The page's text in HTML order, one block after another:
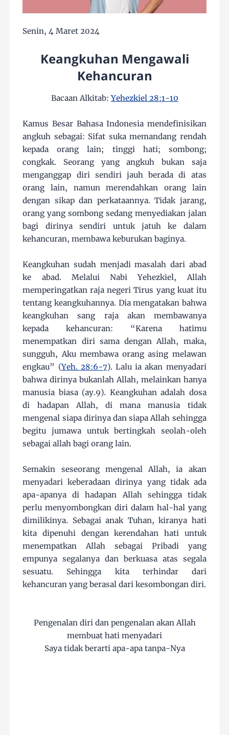
Senin, 4 Maret 2024
Keangkuhan Mengawali
Kehancuran
Bacaan Alkitab:Yehezkiel 28:1-10
Kamus Besar Bahasa Indonesia mendefinisikan
angkuh sebagai: Sifat suka memandang rendah
kepada orang lain; tinggi hati; sombong;
congkak. Seorang yang angkuh bukan saja
menganggap diri sendiri jauh berada di atas
orang lain, namun merendahkan orang lain
dengan sikap dan perkataannya. Tidak jarang,
orang yang sombong sedang menyediakan jalan
bagi dirinya sendiri untuk jatuh ke dalam
kehancuran, membawa keburukan baginya.
Keangkuhan sudah menjadi masalah dari abad
ke abad. Melalui Nabi Yehezkiel, Allah
memperingatkan raja negeri Tirus yang kuat itu
tentang keangkuhannya. Dia mengatakan bahwa
keangkuhan sang raja akan membawanya
kepada kehancuran: “Karena hatimu
menempatkan diri sama dengan Allah, maka,
sungguh, Aku membawa orang asing melawan
engkau” (Yeh. 28:6-7). Lalu ia akan menyadari
bahwa dirinya bukanlah Allah, melainkan hanya
manusia biasa (ay.9). Keangkuhan adalah dosa
di hadapan Allah, di mana manusia tidak
mengenal siapa dirinya dan siapa Allah sehingga
begitu jumawa untuk bertingkah seolah-oleh
sebagai allah bagi orang lain.
Semakin seseorang mengenal Allah, ia akan
menyadari keberadaan dirinya yang tidak ada
apa-apanya di hadapan Allah sehingga tidak
perlu menyombongkan diri dalam hal-hal yang
dimilikinya. Sebagai anak Tuhan, kiranya hati
kita dipenuhi dengan kerendahan hati untuk
menempatkan Allah sebagai Pribadi yang
empunya segalanya dan berkuasa atas segala
sesuatu. Sehingga kita terhindar dari
kehancuran yang berasal dari kesombongan diri.
Pengenalan diri dan pengenalan akan Allah
membuat hati menyadari
Saya tidak berarti apa-apa tanpa-Nya